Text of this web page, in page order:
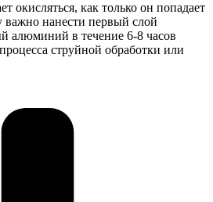
окисляться, как только он попадает
важно нанести первый слой
алюминий в течение 6-8 часов
струйной обработки или